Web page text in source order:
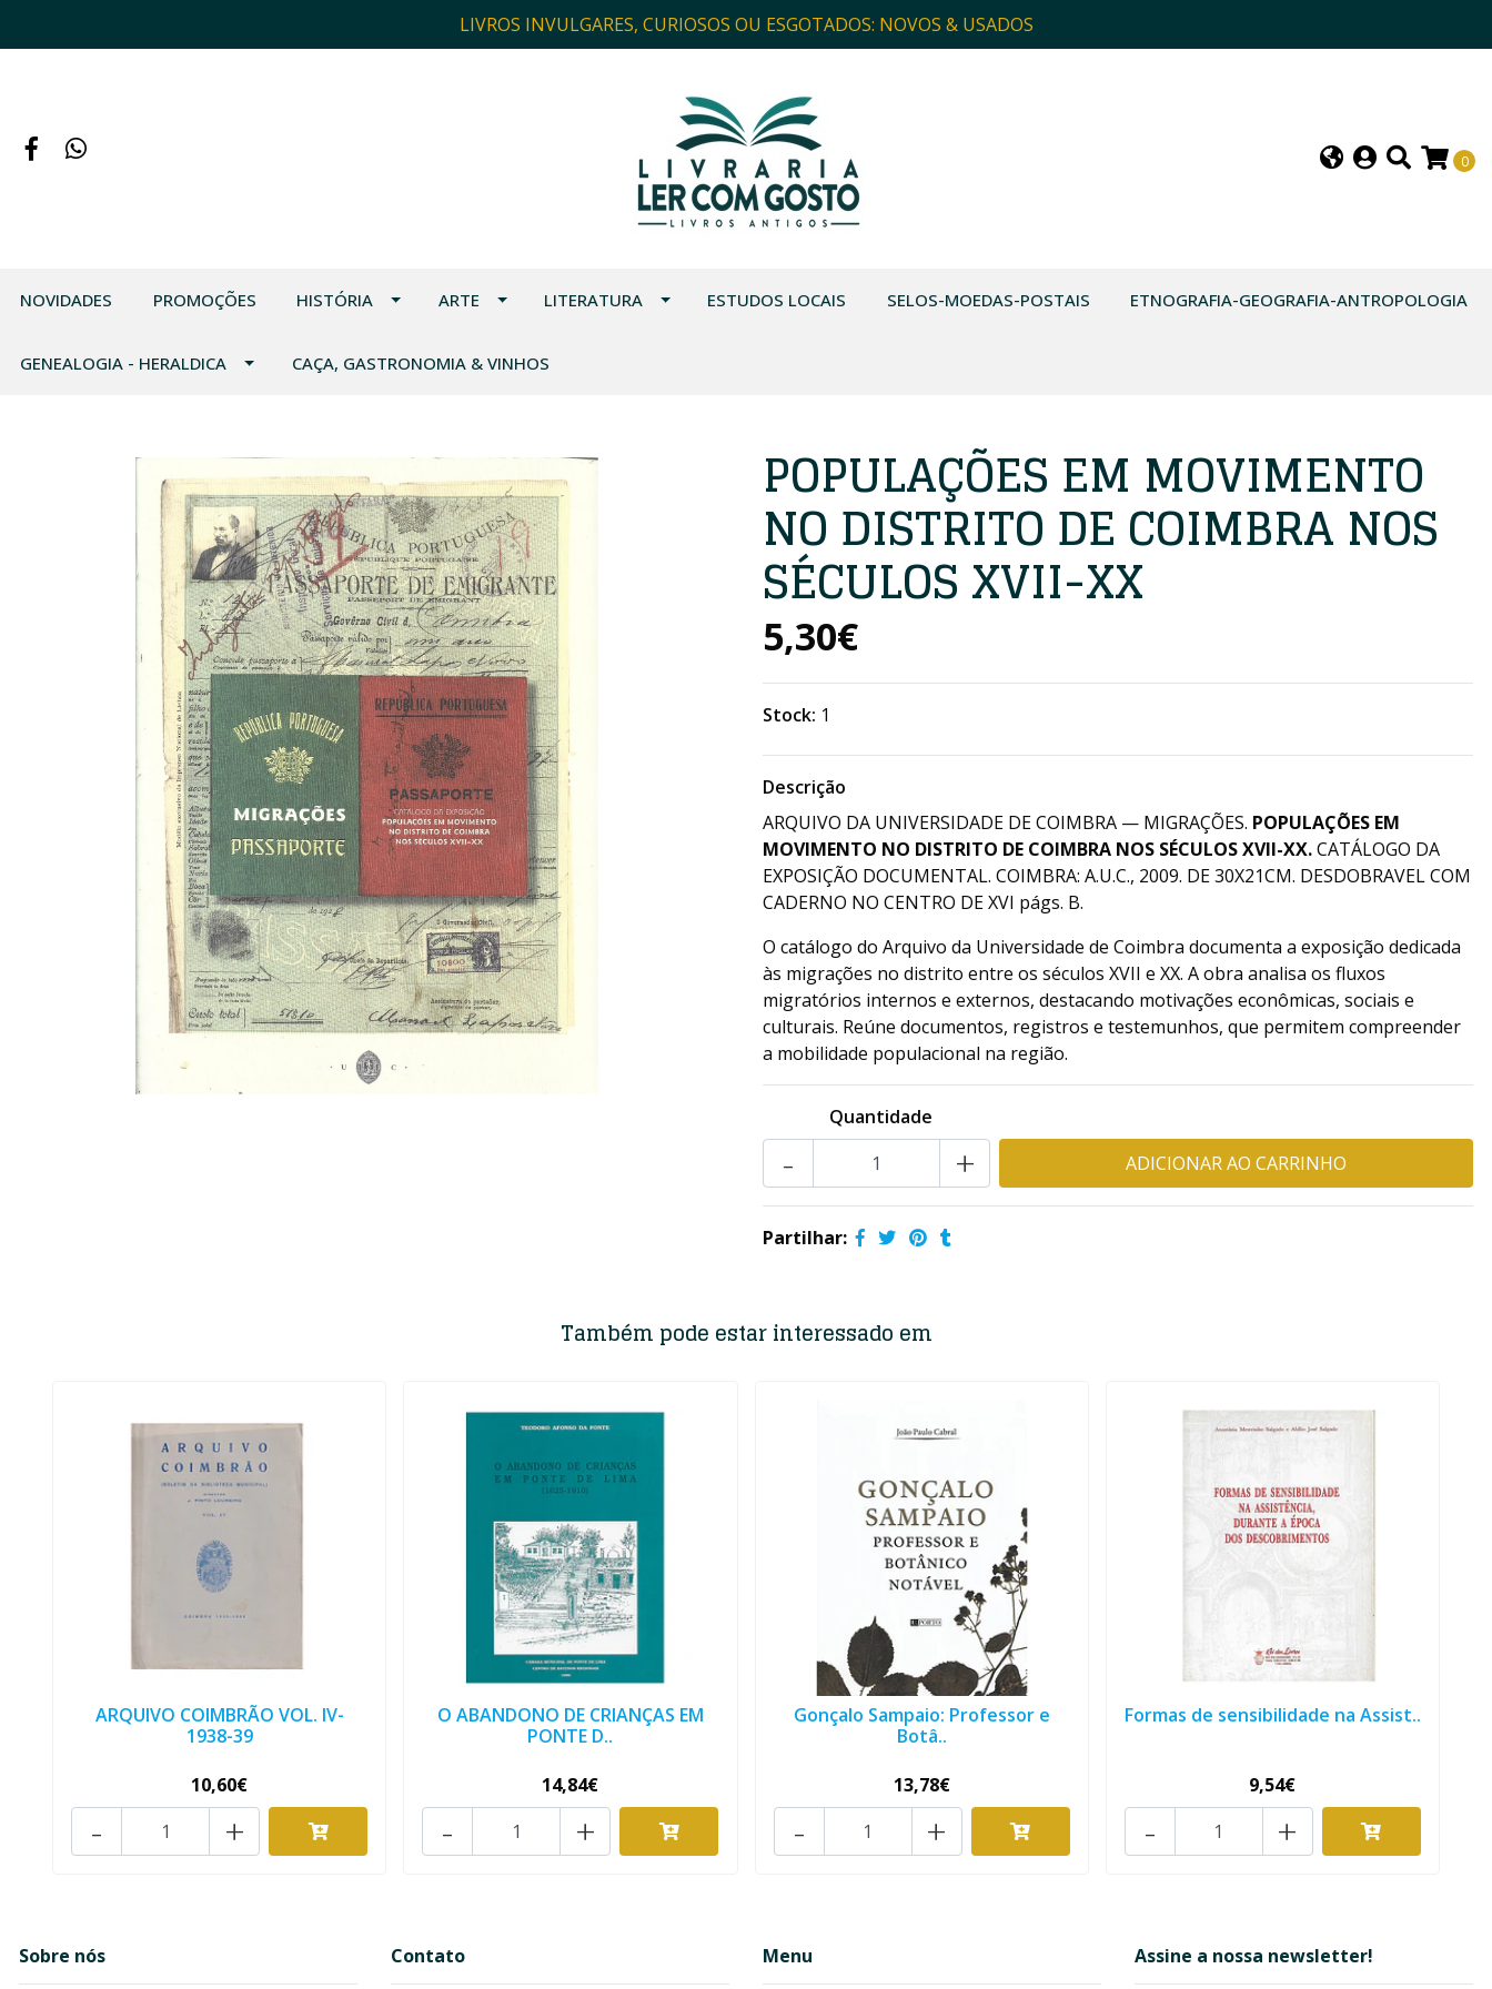
LIVROS INVULGARES, CURIOSOS OU ESGOTADOS: NOVOS & USADOS
0
NOVIDADES PROMOÇÕES HISTÓRIA ARTE LITERATURA ESTUDOS LOCAIS SELOS-MOEDAS-POSTAIS ETNOGRAFIA-GEOGRAFIA-ANTROPOLOGIA
GENEALOGIA - HERALDICA CAÇA, GASTRONOMIA & VINHOS
POPULAÇÕES EM MOVIMENTO
NO DISTRITO DE COIMBRA NOS
SÉCULOS XVII-XX
5,30€
Stock: 1
Descrição
ARQUIVO DA UNIVERSIDADE DE COIMBRA — MIGRAÇÕES. POPULAÇÕES EM
MOVIMENTO NO DISTRITO DE COIMBRA NOS SÉCULOS XVII-XX.CATÁLOGO DA
EXPOSIÇÃO DOCUMENTAL. COIMBRA: A.U.C., 2009. DE 30X21CM. DESDOBRAVEL COM
CADERNO NO CENTRO DE XVI págs. B.
O catálogo do Arquivo da Universidade de Coimbra documenta a exposição dedicada
às migrações no distrito entre os séculos XVII e XX. A obra analisa os fluxos
migratórios internos e externos, destacando motivações econômicas, sociais e
culturais. Reúne documentos, registros e testemunhos, que permitem compreender
a mobilidade populacional na região.
Quantidade
+
-
Partilhar:
Também pode estar interessado em
ARQUIVO COIMBRÃO VOL. IV-
1938-39
10,60€
+
-
O ABANDONO DE CRIANÇAS EM
PONTE D..
14,84€
+
-
Gonçalo Sampaio: Professor e
Botâ..
13,78€
+
-
Formas de sensibilidade na Assist..
9,54€
+
-
Sobre nós Contato Menu Assine a nossa newsletter!